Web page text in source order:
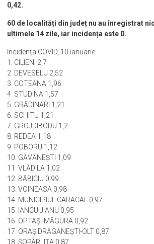
nivelul județului este de 0,45 cazuri COVID
0,42.
ultimele 14 zile, iar incidența este 0.
Incidența COVID, 10 ianuarie:
1. CILIENI 2,7
2. DEVESELU 2,52
3. COTEANA 1,96
4. STUDINA 1,57
5. GRĂDINARI 1,21
6. SCHITU 1,21
7. GROJDIBODU 1,2
8. REDEA 1,18
9. POBORU 1,12
10. GĂVĂNEŞTI 1,09
11. VLĂDILA 1,02
12. BĂBICIU 0,99
13. VOINEASA 0,98
14. MUNICIPIUL CARACAL 0,97
15. IANCU JIANU 0,95
16. OPTAŞI-MĂGURA 0,92